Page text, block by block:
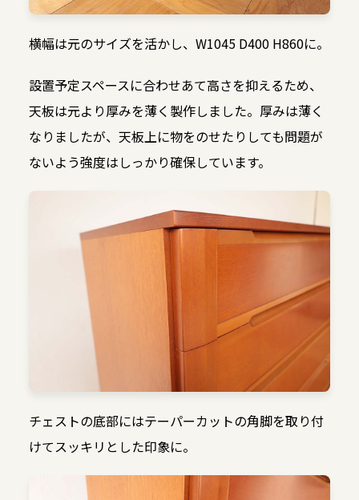
横幅は元のサイズを活かし、W1045 D400 H860に。
設置予定スペースに合わせあて高さを抑えるため、
天板は元より厚みを薄く製作しました。厚みは薄く
なりましたが、天板上に物をのせたりしても問題が
ないよう強度はしっかり確保しています。
チェストの底部にはテーパーカットの角脚を取り付
けてスッキリとした印象に。